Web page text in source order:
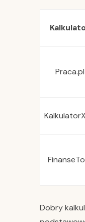
Praca.pl
Dobry